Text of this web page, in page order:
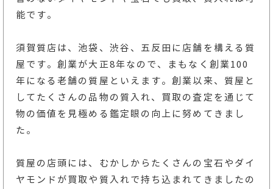
能です。
須賀質店は、池袋、渋谷、五反田に店舗を構える質
屋です。創業が大正8年なので、まもなく創業100
年になる老舗の質屋といえます。創業以来、質屋と
してたくさんの品物の質入れ、買取の査定を通じて
物の価値を見極める鑑定眼の向上に努めてきまし
た。
質屋の店頭には、むかしからたくさんの宝石やダイ
ヤモンドが買取や質入れで持ち込まれてきましたの